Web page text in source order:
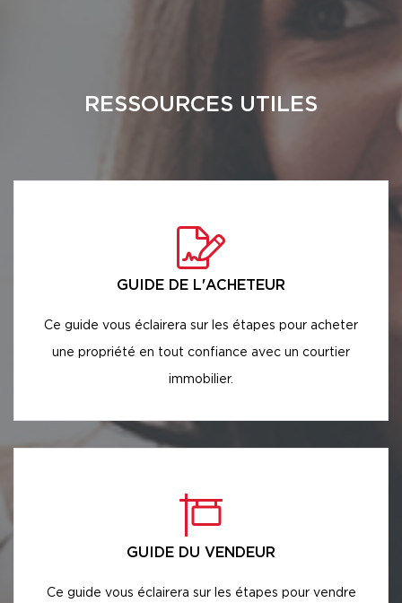
RESSOURCES UTILES
GUIDE DE L'ACHETEUR
Ce guide vous éclairera sur les étapes pour acheter
une propriété en tout confiance avec un courtier
immobilier.
GUIDE DU VENDEUR
Ce guide vous éclairera sur les étapes pour vendre